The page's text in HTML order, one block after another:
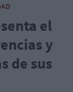
el
y
de sus